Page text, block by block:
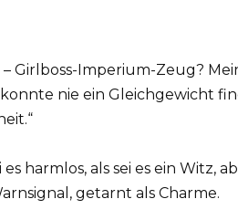
– Girlboss-Imperium-Zeug?
nie ein Gleichgewicht
es harmlos, als sei es ein Witz,
getarnt als Charme.